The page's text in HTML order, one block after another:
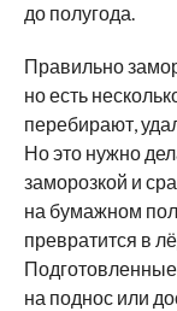
до полугода.
Правильно
но есть
перебирают,
Но это нужно
заморозкой и
на бумажном
превратится в
на поднос или